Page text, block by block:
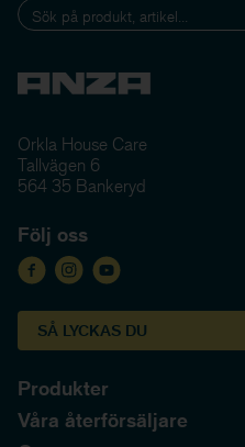
Orkla House Care
Tallvägen 6
564 35 Bankeryd
Följ oss
SÅ LYCKAS DU
Produkter
Våra återförsäljare